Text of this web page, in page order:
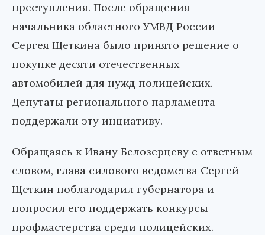
преступления. После обращения
начальника областного УМВД России
Сергея Щеткина было принято решение о
покупке десяти отечественных
автомобилей для нужд полицейских.
Депутаты регионального парламента
поддержали эту инциативу.
Обращаясь к Ивану Белозерцеву с ответным
словом, глава силового ведомства Сергей
Щеткин поблагодарил губернатора и
попросил его поддержать конкурсы
профмастерства среди полицейских.